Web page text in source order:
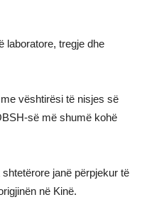
laboratore, tregje dhe
vështirësi të nisjes së
së më shumë kohë
janë përpjekur të
në Kinë.